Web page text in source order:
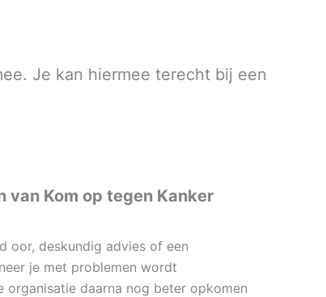
Je kan hiermee terecht bij een
van Kom op tegen Kanker
oor, deskundig advies of een
je met problemen wordt
organisatie daarna nog beter opkomen